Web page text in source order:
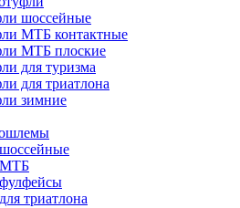
шоссейные
МТБ контактные
МТБ плоские
для туризма
для триатлона
зимние
триатлона